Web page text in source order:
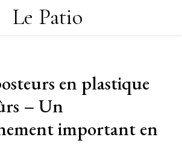
Le Patio
en plastique
– Un
important en